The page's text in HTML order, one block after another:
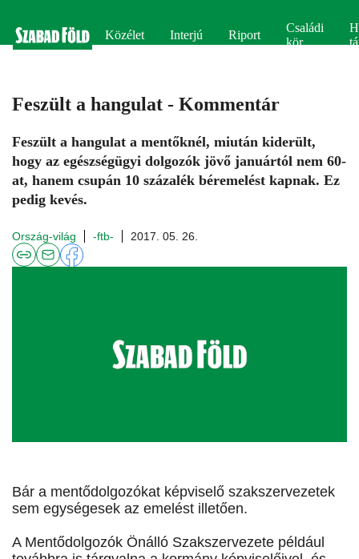
Közélet Interjú Riport
Családi
kör
Feszült a hangulat - Kommentár
Feszült a hangulat a mentőknél, miután kiderült,
hogy az egészségügyi dolgozók jövő januártól nem 60-
at, hanem csupán 10 százalék béremelést kapnak. Ez
pedig kevés.
Ország-világ -ftb- 2017. 05. 26.
Bár a mentődolgozókat képviselő szakszervezetek
sem egységesek az emelést illetően.
A Mentődolgozók Önálló Szakszervezete például